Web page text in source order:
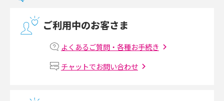
マンションで光回線の利用を始める手順は？設備状況の確認方法も解説
Wi-Fiルーターの設定方法をわかりやすく解説！事前に準備すべきものも紹
無線LANとは？メリット・デメリットや接続方法を解説
ご利用中のお客さま
よくあるご質問・各種お手続き
チャットでお問い合わせ